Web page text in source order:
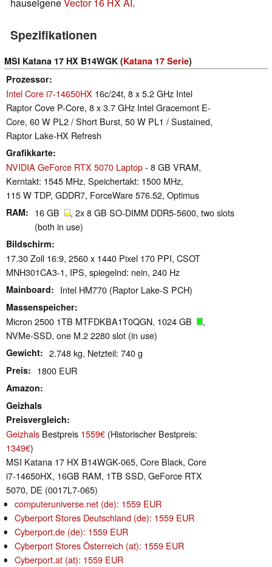
hauseigene Vector 16 HX AI .
Spezifikationen
MSI Katana 17 HX B14WGK (Katana 17 Serie)
Prozessor
Intel Core i7-14650HX 16c/24t, 8 x 5.2 GHz Intel
Raptor Cove P-Core, 8 x 3.7 GHz Intel Gracemont E-
Core, 60 W PL2 / Short Burst, 50 W PL1 / Sustained,
Raptor Lake-HX Refresh
Grafikkarte
NVIDIA GeForce RTX 5070 Laptop- 8 GB VRAM,
Kerntakt: 1545 MHz, Speichertakt: 1500 MHz,
115 W TDP, GDDR7, ForceWare 576.52, Optimus
RAM 16 GB
, 2x 8 GB SO-DIMM DDR5-5600, two slots
(both in use)
Bildschirm
17.30 Zoll 16:9, 2560 x 1440 Pixel 170 PPI, CSOT
MNH301CA3-1, IPS, spiegelnd: nein, 240 Hz
Mainboard Intel HM770 (Raptor Lake-S PCH)
Massenspeicher
Micron 2500 1TB MTFDKBA1T0QGN, 1024 GB
,
NVMe-SSD, one M.2 2280 slot (in use)
Gewicht 2.748 kg, Netzteil: 740 g
Preis 1800 EUR
Amazon
Geizhals
Preisvergleich
Geizhals Bestpreis 1559€ (Historischer Bestpreis:
1349€)
MSI Katana 17 HX B14WGK-065, Core Black, Core
i7-14650HX, 16GB RAM, 1TB SSD, GeForce RTX
5070, DE (0017L7-065)
computeruniverse.net (de): 1559 EUR
Cyberport Stores Deutschland (de): 1559 EUR
Cyberport.de (de): 1559 EUR
Cyberport Stores Österreich (at): 1559 EUR
Cyberport.at (at): 1559 EUR